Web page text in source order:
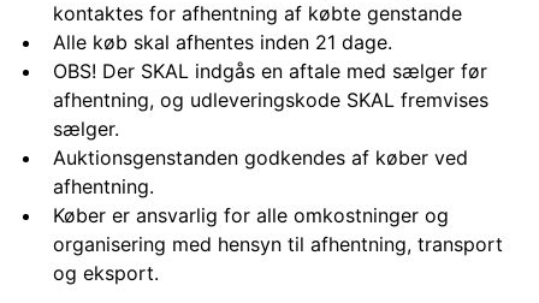
kontaktes for afhentning af købte genstande
Alle køb skal afhentes inden 21 dage.
OBS! Der SKAL indgås en aftale med sælger før
afhentning, og udleveringskode SKAL fremvises
sælger.
Auktionsgenstanden godkendes af køber ved
afhentning.
Køber er ansvarlig for alle omkostninger og
organisering med hensyn til afhentning, transport
og eksport.